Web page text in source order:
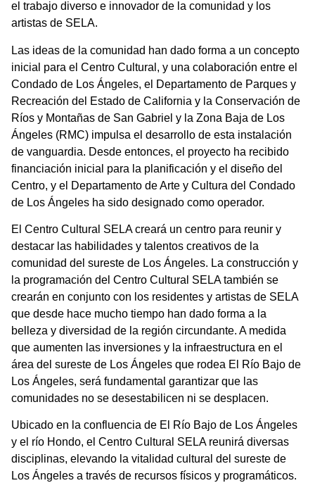
el trabajo diverso e innovador de la comunidad y los
artistas de SELA.
Las ideas de la comunidad han dado forma a un concepto
inicial para el Centro Cultural, y una colaboración entre el
Condado de Los Ángeles, el Departamento de Parques y
Recreación del Estado de California y la Conservación de
Ríos y Montañas de San Gabriel y la Zona Baja de Los
Ángeles (RMC) impulsa el desarrollo de esta instalación
de vanguardia. Desde entonces, el proyecto ha recibido
financiación inicial para la planificación y el diseño del
Centro, y el Departamento de Arte y Cultura del Condado
de Los Ángeles ha sido designado como operador.
El Centro Cultural SELA creará un centro para reunir y
destacar las habilidades y talentos creativos de la
comunidad del sureste de Los Ángeles. La construcción y
la programación del Centro Cultural SELA también se
crearán en conjunto con los residentes y artistas de SELA
que desde hace mucho tiempo han dado forma a la
belleza y diversidad de la región circundante. A medida
que aumenten las inversiones y la infraestructura en el
área del sureste de Los Ángeles que rodea El Río Bajo de
Los Ángeles, será fundamental garantizar que las
comunidades no se desestabilicen ni se desplacen.
Ubicado en la confluencia de El Río Bajo de Los Ángeles
y el río Hondo, el Centro Cultural SELA reunirá diversas
disciplinas, elevando la vitalidad cultural del sureste de
Los Ángeles a través de recursos físicos y programáticos.